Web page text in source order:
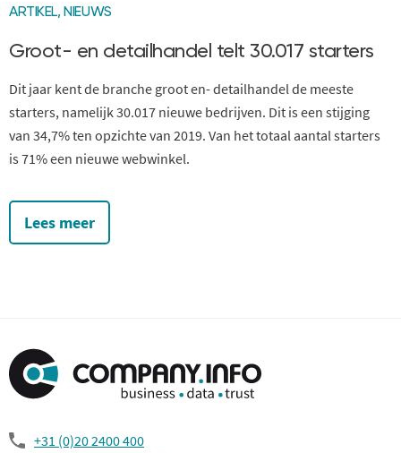
ARTIKEL, NIEUWS
Groot- en detailhandel telt 30.017 starters
Dit jaar kent de branche groot en- detailhandel de meeste
starters, namelijk 30.017 nieuwe bedrijven. Dit is een stijging
van 34,7% ten opzichte van 2019. Van het totaal aantal starters
is 71% een nieuwe webwinkel.
Lees meer
+31 (0)20 2400 400